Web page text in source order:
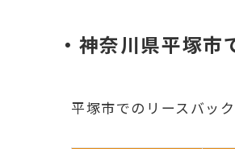
・神奈川県平塚
平塚市でのリースバッ